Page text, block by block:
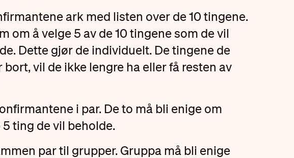
ark med listen over de 10 tingene.
om å velge 5 av de 10 tingene som de vil
Dette gjør de individuelt. De tingene de
bort, vil de ikke lengre ha eller få resten av
i par. De to må bli enige om
5 ting de vil beholde.
par til grupper. Gruppa må bli enige